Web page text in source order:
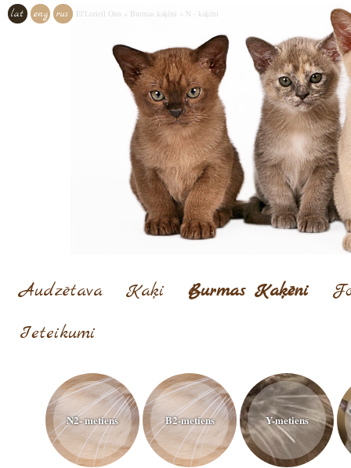
lat eng rus El'Loriell Onn Burmas kaķēni N - kaķēni
Audzētava Kaķi Burmas Kaķēni
Ieteikumi
N2- metiens B2-metiens Y-metiens